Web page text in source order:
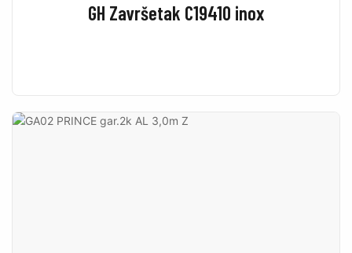
GH Završetak C19410 inox